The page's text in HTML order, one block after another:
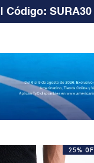
en SALE|
25%